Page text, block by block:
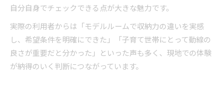
不動産分譲の間取り確認で失敗しない工夫
モデルルームで間取りを体感するメリット
不動産選びは間取りと生活動線が重要
間取りチェックで暮らしやすさを実感する
不動産分譲は使い勝手重視で選ぶのがコツ
自分自身でチェックできる点が大きな魅力です。
実際の利用者からは「モデルルームで収納力の違いを実感
し、希望条件を明確にできた」「子育て世帯にとって動線の
良さが重要だと分かった」といった声も多く、現地での体験
が納得のいく判断につながっています。